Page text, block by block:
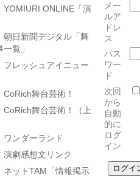
YOMIURI ONLINE「演
朝日新聞デジタル「舞
覧」
フレッシュアイニュー
CoRich舞台芸術！
CoRich舞台芸術！（上
ワンダーランド
演劇感想文リンク
ネットTAM「情報掲示
メー
ルア
ドレ
ス
パス
ワー
ド
次回
から
自動
的に
ログ
イン